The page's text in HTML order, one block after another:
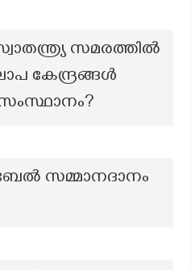
സമരത്തിൽ
കേന്ദ്രങ്ങൾ
സംസ്ഥാനം?
സമ്മാനദാനം